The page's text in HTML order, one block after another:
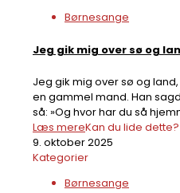
Børnesange
Jeg gik mig over sø og
Jeg gik mig over sø og
en gammel mand. Han
så: »Og hvor har du så
Kan du lide dette?
Læs mere
9. oktober 2025
Kategorier
Børnesange